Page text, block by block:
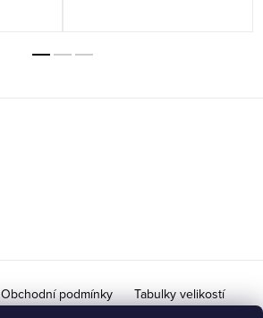
Obchodní podmínky Tabulky velikostí